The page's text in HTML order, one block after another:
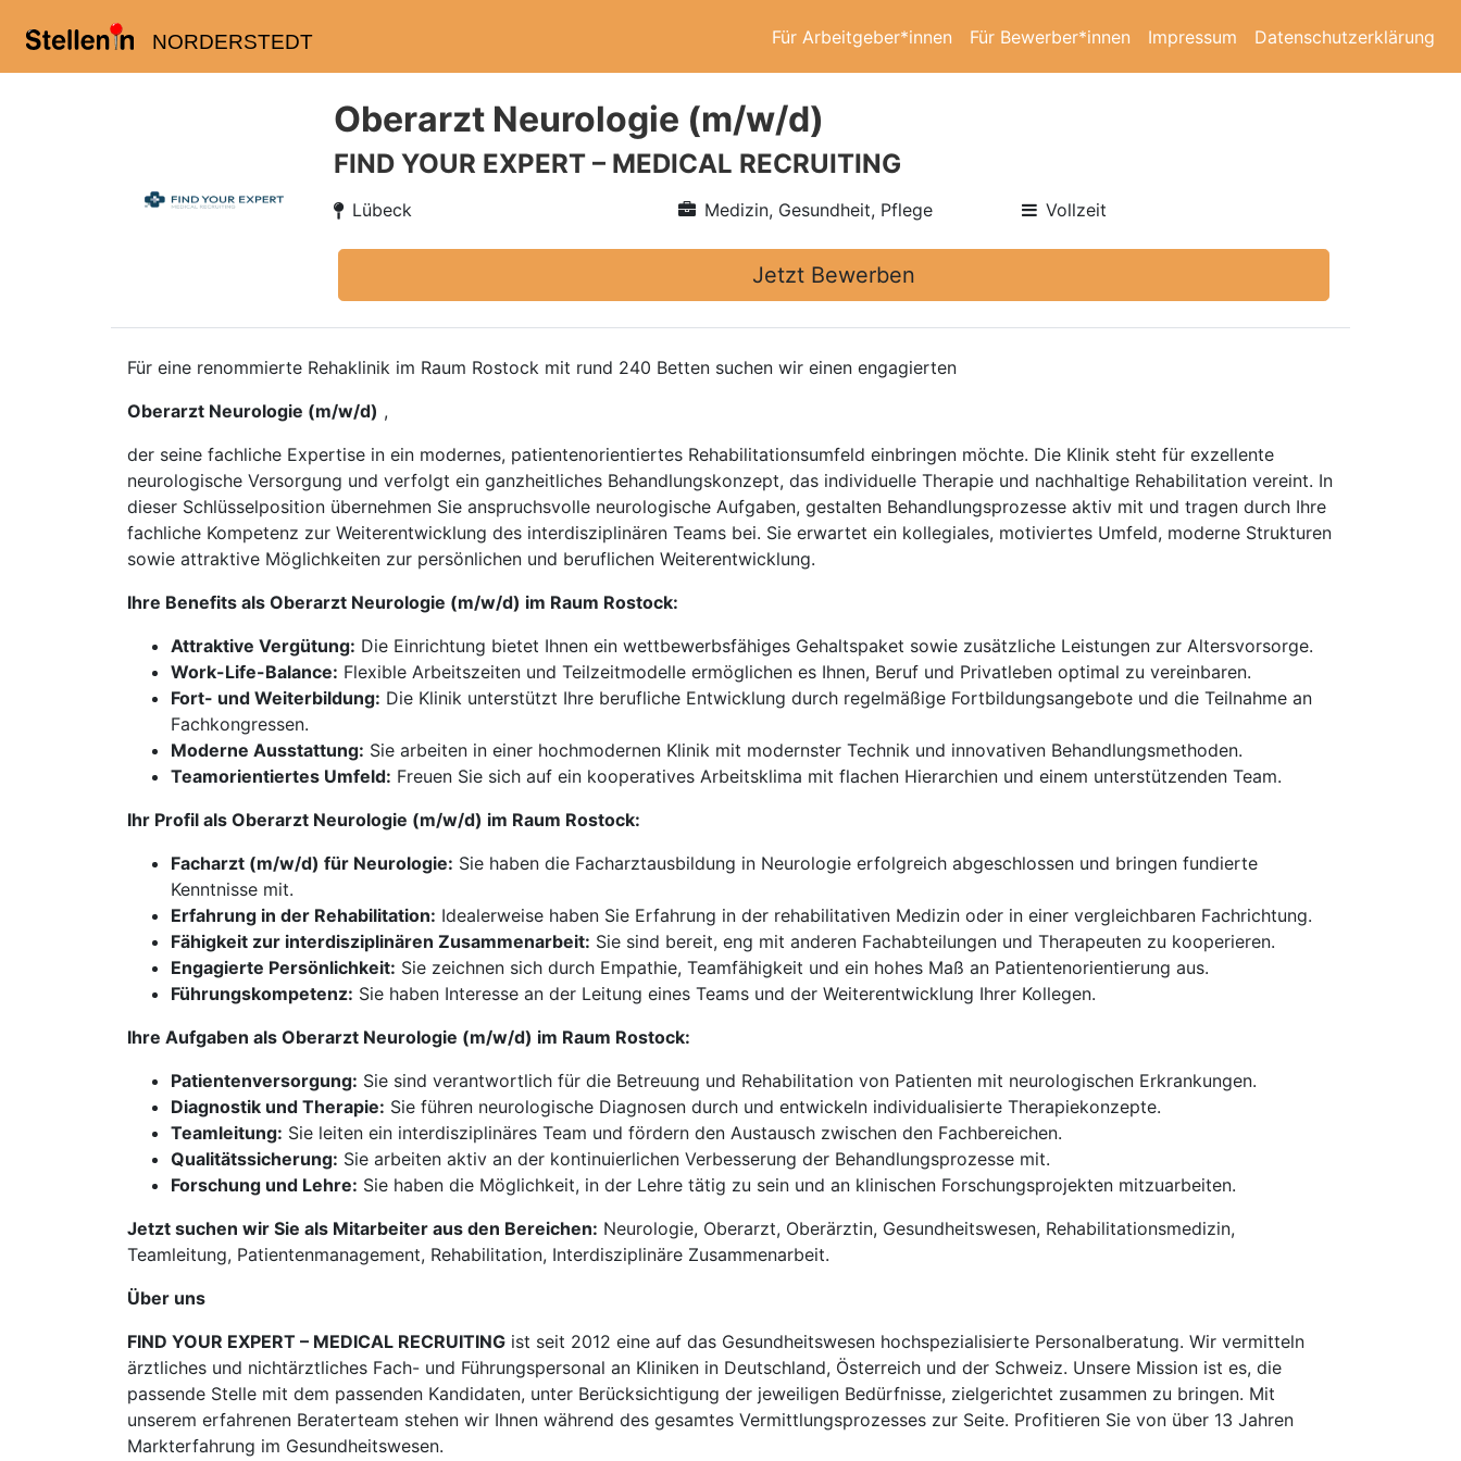
NORDERSTEDT Für Arbeitgeber*innen Für Bewerber*innen Impressum Datenschutzerklärung
Oberarzt Neurologie (m/w/d)
FIND YOUR EXPERT – MEDICAL RECRUITING
Lübeck Medizin, Gesundheit, Pflege Vollzeit
Jetzt Bewerben
Für eine renommierte Rehaklinik im Raum Rostock mit rund 240 Betten suchen wir einen engagierten
Oberarzt Neurologie (m/w/d) ,
der seine fachliche Expertise in ein modernes, patientenorientiertes Rehabilitationsumfeld einbringen möchte. Die Klinik steht für exzellente
neurologische Versorgung und verfolgt ein ganzheitliches Behandlungskonzept, das individuelle Therapie und nachhaltige Rehabilitation vereint. In
dieser Schlüsselposition übernehmen Sie anspruchsvolle neurologische Aufgaben, gestalten Behandlungsprozesse aktiv mit und tragen durch Ihre
fachliche Kompetenz zur Weiterentwicklung des interdisziplinären Teams bei. Sie erwartet ein kollegiales, motiviertes Umfeld, moderne Strukturen
sowie attraktive Möglichkeiten zur persönlichen und beruflichen Weiterentwicklung.
Ihre Benefits als Oberarzt Neurologie (m/w/d) im Raum Rostock:
Attraktive Vergütung: Die Einrichtung bietet Ihnen ein wettbewerbsfähiges Gehaltspaket sowie zusätzliche Leistungen zur Altersvorsorge.
Work-Life-Balance: Flexible Arbeitszeiten und Teilzeitmodelle ermöglichen es Ihnen, Beruf und Privatleben optimal zu vereinbaren.
Fort- und Weiterbildung: Die Klinik unterstützt Ihre berufliche Entwicklung durch regelmäßige Fortbildungsangebote und die Teilnahme an
Fachkongressen.
Moderne Ausstattung: Sie arbeiten in einer hochmodernen Klinik mit modernster Technik und innovativen Behandlungsmethoden.
Teamorientiertes Umfeld: Freuen Sie sich auf ein kooperatives Arbeitsklima mit flachen Hierarchien und einem unterstützenden Team.
Ihr Profil als Oberarzt Neurologie (m/w/d) im Raum Rostock:
Facharzt (m/w/d) für Neurologie: Sie haben die Facharztausbildung in Neurologie erfolgreich abgeschlossen und bringen fundierte
Kenntnisse mit.
Erfahrung in der Rehabilitation: Idealerweise haben Sie Erfahrung in der rehabilitativen Medizin oder in einer vergleichbaren Fachrichtung.
Fähigkeit zur interdisziplinären Zusammenarbeit: Sie sind bereit, eng mit anderen Fachabteilungen und Therapeuten zu kooperieren.
Engagierte Persönlichkeit: Sie zeichnen sich durch Empathie, Teamfähigkeit und ein hohes Maß an Patientenorientierung aus.
Führungskompetenz: Sie haben Interesse an der Leitung eines Teams und der Weiterentwicklung Ihrer Kollegen.
Ihre Aufgaben als Oberarzt Neurologie (m/w/d) im Raum Rostock:
Patientenversorgung: Sie sind verantwortlich für die Betreuung und Rehabilitation von Patienten mit neurologischen Erkrankungen.
Diagnostik und Therapie: Sie führen neurologische Diagnosen durch und entwickeln individualisierte Therapiekonzepte.
Teamleitung: Sie leiten ein interdisziplinäres Team und fördern den Austausch zwischen den Fachbereichen.
Qualitätssicherung: Sie arbeiten aktiv an der kontinuierlichen Verbesserung der Behandlungsprozesse mit.
Forschung und Lehre: Sie haben die Möglichkeit, in der Lehre tätig zu sein und an klinischen Forschungsprojekten mitzuarbeiten.
Jetzt suchen wir Sie als Mitarbeiter aus den Bereichen: Neurologie, Oberarzt, Oberärztin, Gesundheitswesen, Rehabilitationsmedizin,
Teamleitung, Patientenmanagement, Rehabilitation, Interdisziplinäre Zusammenarbeit.
Über uns
FIND YOUR EXPERT – MEDICAL RECRUITING ist seit 2012 eine auf das Gesundheitswesen hochspezialisierte Personalberatung. Wir vermitteln
ärztliches und nichtärztliches Fach- und Führungspersonal an Kliniken in Deutschland, Österreich und der Schweiz. Unsere Mission ist es, die
passende Stelle mit dem passenden Kandidaten, unter Berücksichtigung der jeweiligen Bedürfnisse, zielgerichtet zusammen zu bringen. Mit
unserem erfahrenen Beraterteam stehen wir Ihnen während des gesamtes Vermittlungsprozesses zur Seite. Profitieren Sie von über 13 Jahren
Markterfahrung im Gesundheitswesen.